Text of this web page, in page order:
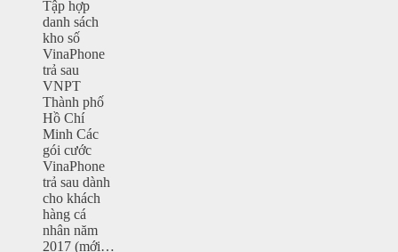
Tập hợp
danh sách
kho số
VinaPhone
trả sau
VNPT
Thành phố
Hồ Chí
Minh Các
gói cước
VinaPhone
trả sau dành
cho khách
hàng cá
nhân năm
2017 (mới…